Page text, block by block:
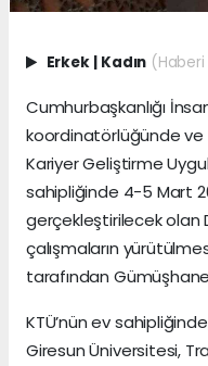
Erkek Kadın (Haberi
Cumhurbaşkanlığı
koordinatörlüğünde ve
Kariyer Geliştirme
sahipliğinde 4-5 Mart
gerçekleştirilecek olan
çalışmaların
tarafından
KTÜ’nün ev
Giresun Üniversitesi,